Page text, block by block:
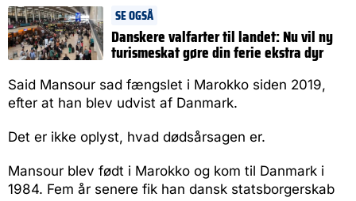
SE OGSÅ
Danskere valfarter til landet: Nu vil ny
turismeskat gøre din ferie ekstra dyr
Said Mansour sad fængslet i Marokko siden 2019,
efter at han blev udvist af Danmark.
Det er ikke oplyst, hvad dødsårsagen er.
Mansour blev født i Marokko og kom til Danmark i
1984. Fem år senere fik han dansk statsborgerskab